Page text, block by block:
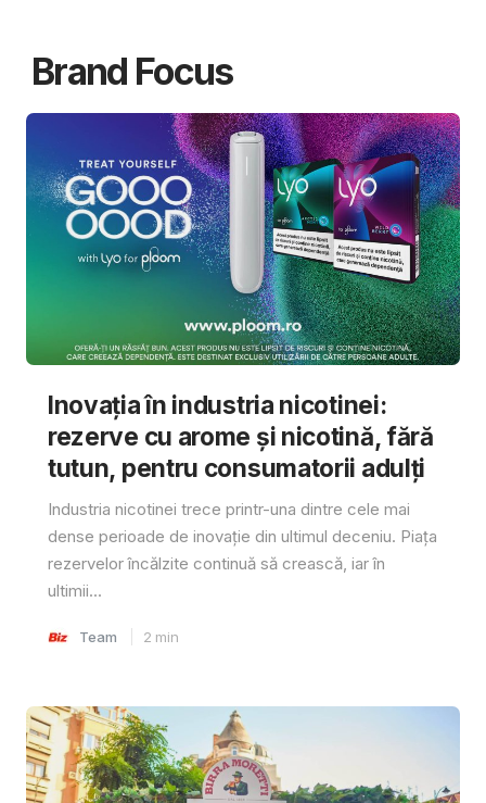
Brand Focus
Inovația în industria nicotinei:
rezerve cu arome și nicotină, fără
tutun, pentru consumatorii adulți
Industria nicotinei trece printr-una dintre cele mai
dense perioade de inovație din ultimul deceniu. Piața
rezervelor încălzite continuă să crească, iar în
ultimii...
Team 2 min